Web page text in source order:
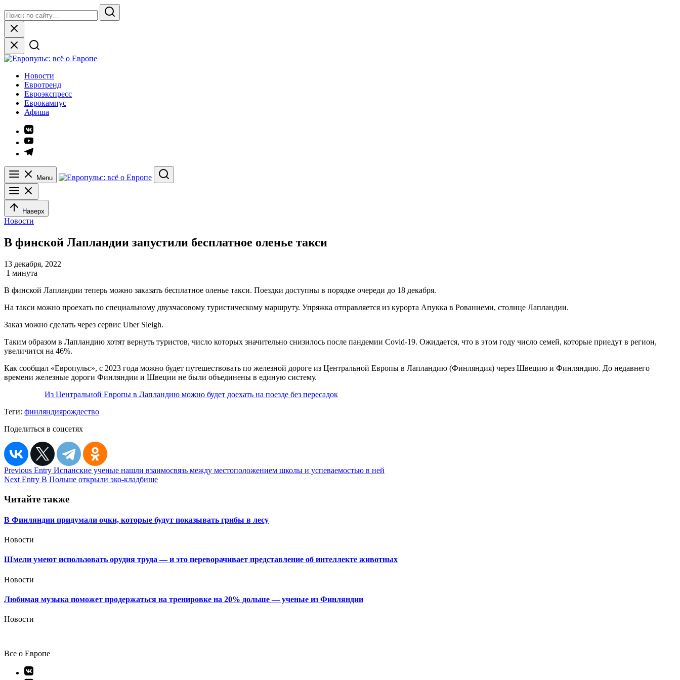
to
content
for:
Search
Close
Европульс: всё о Европе
Новости
Евротренд
Евроэкспресс
Еврокампус
Афиша
Элемент
меню
Элемент
меню
Элемент
Menu
Search
Наверх
Новости
В финской Лапландии запустили бесплатное оленье такси
13 декабря, 2022
1 минута
В финской Лапландии теперь можно заказать бесплатное оленье такси. Поездки доступны в порядке очереди до 18 декабря.
На такси можно проехать по специальному двухчасовому туристическому маршруту. Упряжка отправляется из курорта Апукка в Рованиеми, столице Лапландии.
Заказ можно сделать через сервис Uber Sleigh.
Таким образом в Лапландию хотят вернуть туристов, число которых значительно снизилось после пандемии Covid-19. Ожидается, что в этом году число семей, которые приедут в регион,
увеличится на 46%.
Как сообщал «Европульс», с 2023 года можно будет путешествовать по железной дороге из Центральной Европы в Лапландию (Финляндия) через Швецию и Финляндию. До недавнего
времени железные дороги Финляндии и Швеции не были объединены в единую систему.
Из Центральной Европы в Лапландию можно будет доехать на поезде без пересадок
Теги: финляндиярождество
Поделиться в соцсетях
Навигация
по
записям
Previous Entry Испанские ученые нашли взаимосвязь между местоположением школы и успеваемостью в ней
Next Entry В Польше открыли эко-кладбище
Читайте также
В Финляндии придумали очки, которые будут показывать грибы в лесу
Новости
Шмели умеют использовать орудия труда — и это переворачивает представление об интеллекте животных
Новости
Любимая музыка поможет продержаться на тренировке на 20% дольше — ученые из Финляндии
Новости
Все о Европе
Элемент